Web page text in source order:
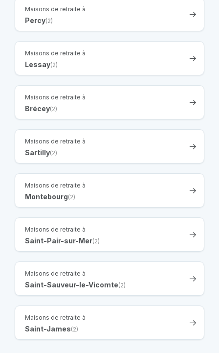
Maisons de retraite à
Percy(2)
Maisons de retraite à
Lessay(2)
Maisons de retraite à
Brécey(2)
Maisons de retraite à
Sartilly(2)
Maisons de retraite à
Montebourg(2)
Maisons de retraite à
Saint-Pair-sur-Mer(2)
Maisons de retraite à
Saint-Sauveur-le-Vicomte(2)
Maisons de retraite à
Saint-James(2)